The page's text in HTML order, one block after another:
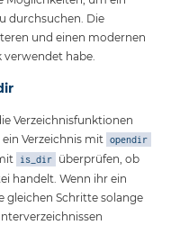
durchsuchen. Die
und einen modernen
habe.
Verzeichnisfunktionen
Verzeichnis mit opendir
is_dir
überprüfen, ob
handelt. Wenn ihr ein
gleichen Schritte solange